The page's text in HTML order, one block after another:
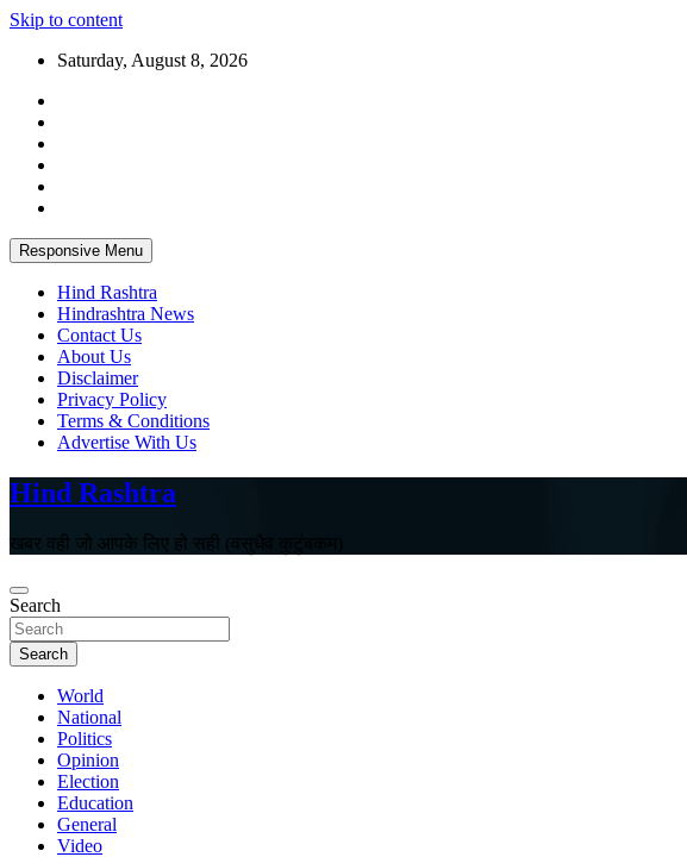
Skip to content
Saturday, August 8, 2026
Responsive Menu
Hind Rashtra
Hindrashtra News
Contact Us
About Us
Disclaimer
Privacy Policy
Terms & Conditions
Advertise With Us
Hind Rashtra
खबर वही जो आपके लिए हो सही (वसुधैव कुटुंबकम)
Search
Search
World
National
Politics
Opinion
Election
Education
General
Video